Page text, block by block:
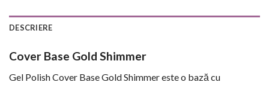
DESCRIERE
Cover Base Gold Shimmer
Gel Polish Cover Base Gold Shimmer este o bază cu